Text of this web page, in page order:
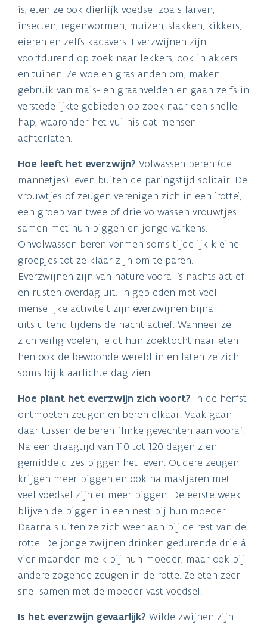
is, eten ze ook dierlijk voedsel zoals larven,
insecten, regenwormen, muizen, slakken, kikkers,
eieren en zelfs kadavers. Everzwijnen zijn
voortdurend op zoek naar lekkers, ook in akkers
en tuinen. Ze woelen graslanden om, maken
gebruik van mais- en graanvelden en gaan zelfs in
verstedelijkte gebieden op zoek naar een snelle
hap, waaronder het vuilnis dat mensen
achterlaten.
Hoe leeft het everzwijn? Volwassen beren (de
mannetjes) leven buiten de paringstijd solitair. De
vrouwtjes of zeugen verenigen zich in een ‘rotte’,
een groep van twee of drie volwassen vrouwtjes
samen met hun biggen en jonge varkens.
Onvolwassen beren vormen soms tijdelijk kleine
groepjes tot ze klaar zijn om te paren.
Everzwijnen zijn van nature vooral ’s nachts actief
en rusten overdag uit. In gebieden met veel
menselijke activiteit zijn everzwijnen bijna
uitsluitend tijdens de nacht actief. Wanneer ze
zich veilig voelen, leidt hun zoektocht naar eten
hen ook de bewoonde wereld in en laten ze zich
soms bij klaarlichte dag zien.
Hoe plant het everzwijn zich voort? In de herfst
ontmoeten zeugen en beren elkaar. Vaak gaan
daar tussen de beren flinke gevechten aan vooraf.
Na een draagtijd van 110 tot 120 dagen zien
gemiddeld zes biggen het leven. Oudere zeugen
krijgen meer biggen en ook na mastjaren met
veel voedsel zijn er meer biggen. De eerste week
blijven de biggen in een nest bij hun moeder.
Daarna sluiten ze zich weer aan bij de rest van de
rotte. De jonge zwijnen drinken gedurende drie à
vier maanden melk bij hun moeder, maar ook bij
andere zogende zeugen in de rotte. Ze eten zeer
snel samen met de moeder vast voedsel.
Is het everzwijn gevaarlijk? Wilde zwijnen zijn